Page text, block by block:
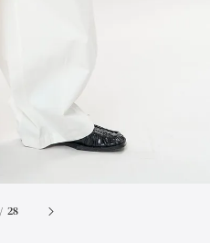
/ accessibility.of
28